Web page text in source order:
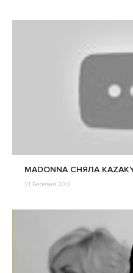
MADONNA СНЯЛА
21 Березня 2012